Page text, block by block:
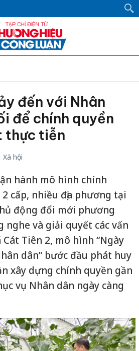
đến với Nhân
để chính quyền
thực tiễn
Xã hội
hành mô hình chính
cấp, nhiều địa phương tại
động đổi mới phương
nghe và giải quyết các vấn
Tiên 2, mô hình “Ngày
dân” bước đầu phát huy
xây dựng chính quyền gần
vụ Nhân dân ngày càng